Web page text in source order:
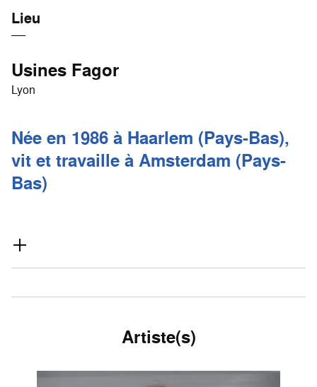
Lieu
Usines Fagor
Lyon
Née en 1986 à Haarlem (Pays-Bas),
vit et travaille à Amsterdam (Pays-
Bas)
Artiste(s)